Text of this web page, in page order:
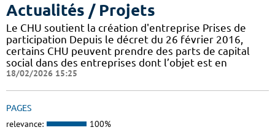
Actualités / Projets
Le CHU soutient la création d'entreprise Prises de
participation Depuis le décret du 26 février 2016,
certains CHU peuvent prendre des parts de capital
social dans des entreprises dont l’objet est en
18/02/2026 15:25
PAGES
relevance: 100%